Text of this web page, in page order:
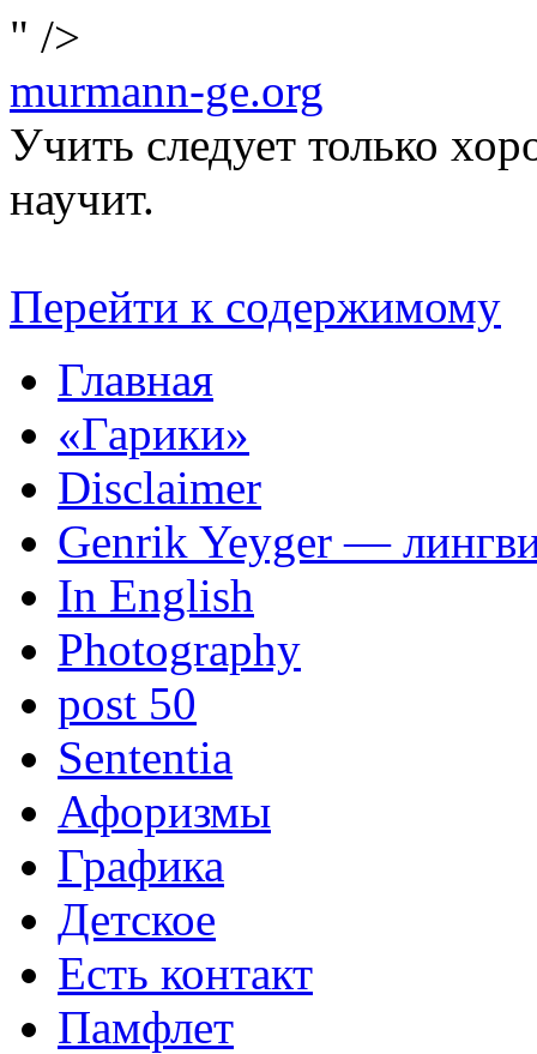
" />
murmann-ge.org
Учить следует только
научит.
Перейти к содержимому
Главная
«Гарики»
Disclaimer
Genrik Yeyger —
In English
Photography
post 50
Sententia
Афоризмы
Графика
Детское
Есть контакт
Памфлет